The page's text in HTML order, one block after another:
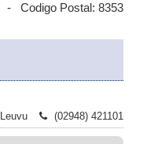
- Codigo Postal: 8353
(02948) 421101